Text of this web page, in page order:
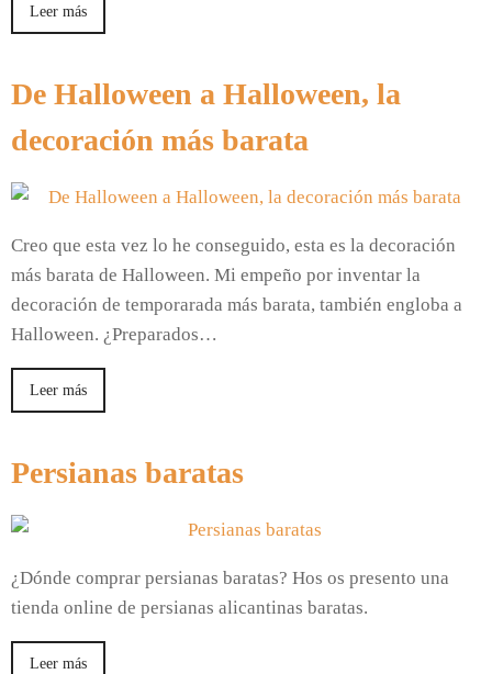
Leer más
De Halloween a Halloween, la
decoración más barata
Creo que esta vez lo he conseguido, esta es la decoración
más barata de Halloween. Mi empeño por inventar la
decoración de temporarada más barata, también engloba a
Halloween. ¿Preparados…
Leer más
Persianas baratas
¿Dónde comprar persianas baratas? Hos os presento una
tienda online de persianas alicantinas baratas.
Leer más